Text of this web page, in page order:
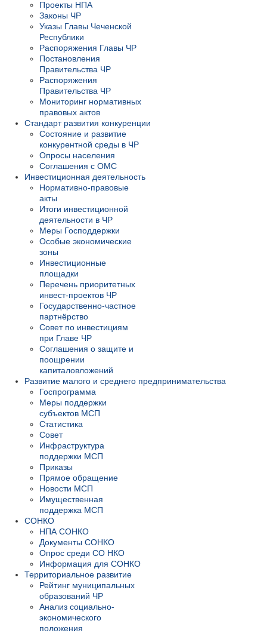
Проекты НПА
Законы ЧР
Указы Главы Чеченской
Республики
Распоряжения Главы ЧР
Постановления
Правительства ЧР
Распоряжения
Правительства ЧР
Мониторинг нормативных
правовых актов
Стандарт развития конкуренции
Состояние и развитие
конкурентной среды в ЧР
Опросы населения
Соглашения с ОМС
Инвестиционная деятельность
Нормативно-правовые
акты
Итоги инвестиционной
деятельности в ЧР
Меры Господдержки
Особые экономические
зоны
Инвестиционные
площадки
Перечень приоритетных
инвест-проектов ЧР
Государственно-частное
партнёрство
Совет по инвестициям
при Главе ЧР
Соглашения о защите и
поощрении
капиталовложений
Развитие малого и среднего предпринимательства
Госпрограмма
Меры поддержки
субъектов МСП
Статистика
Совет
Инфраструктура
поддержки МСП
Приказы
Прямое обращение
Новости МСП
Имущественная
поддержка МСП
СОНКО
НПА СОНКО
Документы СОНКО
Опрос среди СО НКО
Информация для СОНКО
Территориальное развитие
Рейтинг муниципальных
образований ЧР
Анализ социально-
экономического
положения